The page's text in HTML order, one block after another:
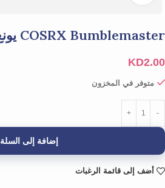
COSRX Bumblemaster يونغ لوف التصحيح
KD2.00
متوفر في المخزون
إضافة إلى السلة
أضف إلى قائمة الرغبات